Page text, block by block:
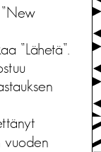
”Lähetä”.
vuoden